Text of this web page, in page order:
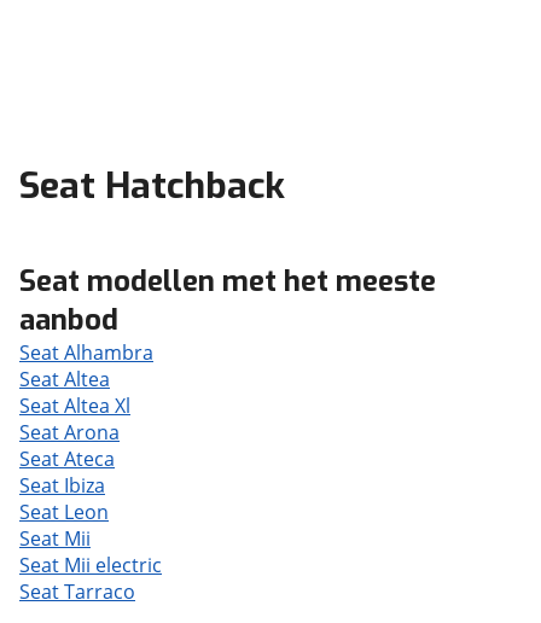
Seat Hatchback
Seat modellen met het meeste
aanbod
Seat Alhambra
Seat Altea
Seat Altea Xl
Seat Arona
Seat Ateca
Seat Ibiza
Seat Leon
Seat Mii
Seat Mii electric
Seat Tarraco